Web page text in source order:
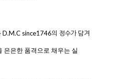
D.M.C since1746의 정수가 담겨
은은한 품격으로 채우는 실